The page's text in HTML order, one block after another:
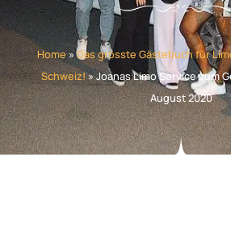
Home»Das grösste Gästebuch für
Schweiz!»Joanas Limo Service zum
August 2020